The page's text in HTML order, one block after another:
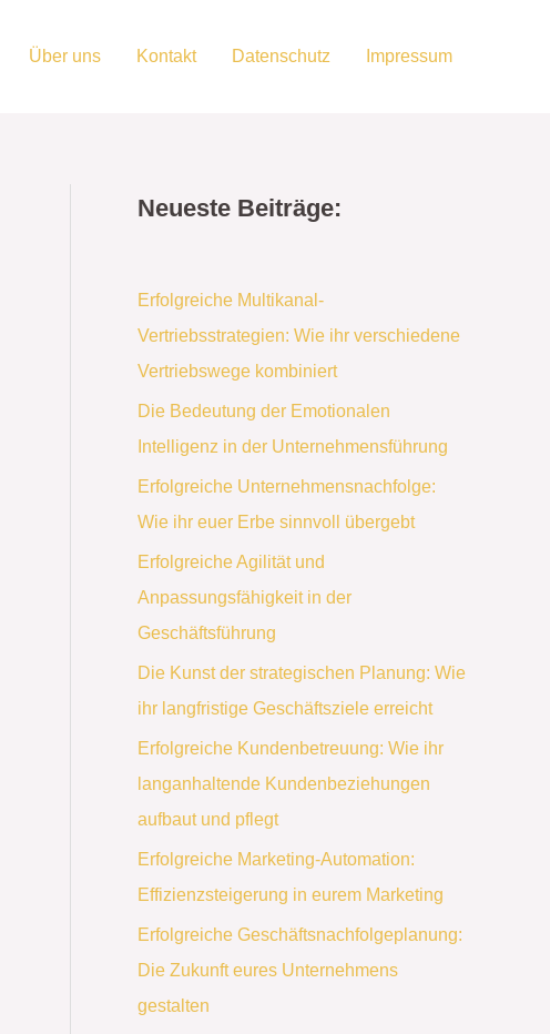
Über uns Kontakt Datenschutz Impressum
Neueste Beiträge:
Erfolgreiche Multikanal-
Vertriebsstrategien: Wie ihr verschiedene
Vertriebswege kombiniert
Die Bedeutung der Emotionalen
Intelligenz in der Unternehmensführung
Erfolgreiche Unternehmensnachfolge:
Wie ihr euer Erbe sinnvoll übergebt
Erfolgreiche Agilität und
Anpassungsfähigkeit in der
Geschäftsführung
Die Kunst der strategischen Planung: Wie
ihr langfristige Geschäftsziele erreicht
Erfolgreiche Kundenbetreuung: Wie ihr
langanhaltende Kundenbeziehungen
aufbaut und pflegt
Erfolgreiche Marketing-Automation:
Effizienzsteigerung in eurem Marketing
Erfolgreiche Geschäftsnachfolgeplanung:
Die Zukunft eures Unternehmens
gestalten